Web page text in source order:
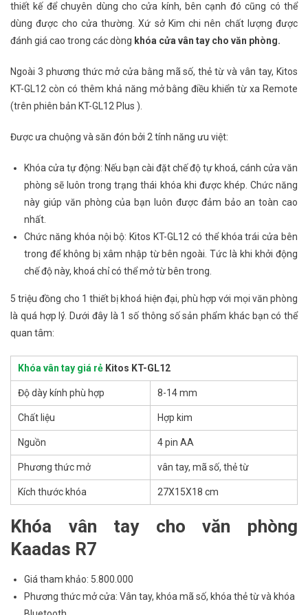
thiết kế để chuyên dùng cho cửa kính, bên cạnh đó cũng có thể
dùng được cho cửa thường. Xứ sở Kim chi nên chất lượng được
đánh giá cao trong các dòng khóa cửa vân tay cho văn phòng.
Ngoài 3 phương thức mở cửa bằng mã số, thẻ từ và vân tay, Kitos
KT-GL12 còn có thêm khả năng mở bằng điều khiển từ xa Remote
(trên phiên bản KT-GL12 Plus ).
Được ưa chuộng và săn đón bởi 2 tính năng ưu việt:
Khóa cửa tự động: Nếu bạn cài đặt chế độ tự khoá, cánh cửa văn
phòng sẽ luôn trong trạng thái khóa khi được khép. Chức năng
này giúp văn phòng của bạn luôn được đảm bảo an toàn cao
nhất.
Chức năng khóa nội bộ: Kitos KT-GL12 có thể khóa trái cửa bên
trong để không bị xâm nhập từ bên ngoài. Tức là khi khởi động
chế độ này, khoá chỉ có thể mở từ bên trong.
5 triệu đồng cho 1 thiết bị khoá hiện đại, phù hợp với mọi văn phòng
là quá hợp lý. Dưới đây là 1 số thông số sản phẩm khác bạn có thể
quan tâm:
Khóa vân tay giá rẻ Kitos KT-GL12
Độ dày kính phù hợp 8-14 mm
Chất liệu Hợp kim
Nguồn 4 pin AA
Phương thức mở vân tay, mã số, thẻ từ
Kích thước khóa 27X15X18 cm
Khóa vân tay cho văn phòng
Kaadas R7
Giá tham khảo: 5.800.000
Phương thức mở cửa: Vân tay, khóa mã số, khóa thẻ từ và khóa